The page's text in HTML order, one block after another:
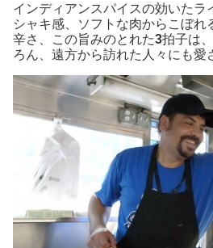
インディアンスパイスの効いたラ
シャキ感、ソフトな肉からこぼれ
辛さ、この旨みのとれた3拍子は
ろん、遠方から訪れた人々にも愛